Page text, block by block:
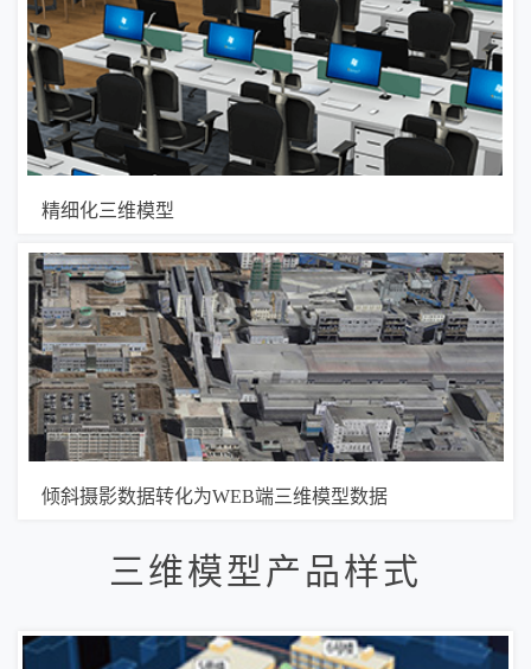
精细化三维模型
倾斜摄影数据转化为WEB端三维模型数据
三维模型产品样式